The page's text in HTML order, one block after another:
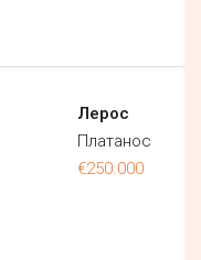
Лерос
Платанос
€250.000